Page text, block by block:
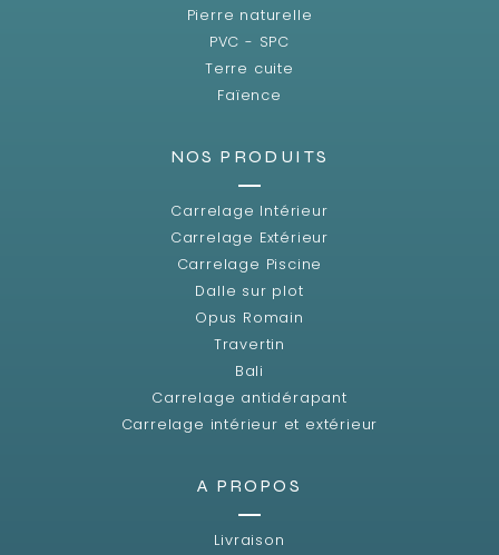
Pierre naturelle
PVC - SPC
Terre cuite
Faïence
NOS PRODUITS
Carrelage Intérieur
Carrelage Extérieur
Carrelage Piscine
Dalle sur plot
Opus Romain
Travertin
Bali
Carrelage antidérapant
Carrelage intérieur et extérieur
A PROPOS
Livraison